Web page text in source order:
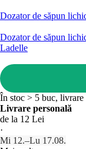
Dozator de săpun
Dozator de săpun
Ladelle
În stoc > 5 buc,
Livrare personală
de la 12 Lei
·
Mi 12.–Lu 17.08.